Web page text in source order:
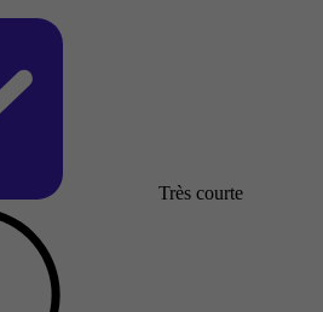
Très courte